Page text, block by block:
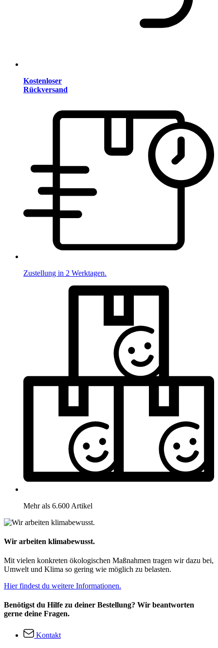
Kostenloser
Rückversand
Zustellung in 2 Werktagen.
Mehr als 6.600 Artikel
Wir arbeiten klimabewusst.
Mit vielen konkreten ökologischen Maßnahmen tragen wir dazu bei,
Umwelt und Klima so gering wie möglich zu belasten.
Hier findest du weitere Informationen.
Benötigst du Hilfe zu deiner Bestellung? Wir beantworten
gerne deine Fragen.
Kontakt